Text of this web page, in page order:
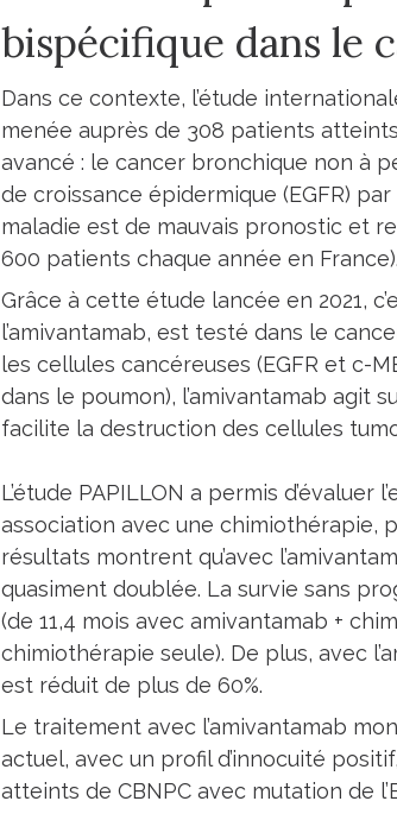
bispécifique dans le
Dans ce contexte, l’étude
menée auprès de 308 patients
avancé : le cancer bronchique non à
de croissance épidermique (EGFR)
maladie est de mauvais pronostic et
600 patients chaque année en France).
Grâce à cette étude lancée en 2021,
l’amivantamab, est testé dans le
les cellules cancéreuses (EGFR et c-
dans le poumon), l’amivantamab agit
facilite la destruction des cellules
L’étude PAPILLON a permis
association avec une chimiothérapie,
résultats montrent qu’avec
quasiment doublée. La survie sans
(de 11,4 mois avec amivantamab +
chimiothérapie seule). De plus, avec
est réduit de plus de 60%.
Le traitement avec l’amivantamab
actuel, avec un profil d’innocuité
atteints de CBNPC avec mutation de